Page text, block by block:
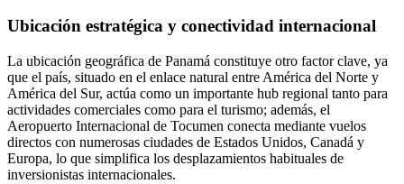
Ubicación estratégica y conectividad internacional
La ubicación geográfica de Panamá constituye otro factor clave, ya
que el país, situado en el enlace natural entre América del Norte y
América del Sur, actúa como un importante hub regional tanto para
actividades comerciales como para el turismo; además, el
Aeropuerto Internacional de Tocumen conecta mediante vuelos
directos con numerosas ciudades de Estados Unidos, Canadá y
Europa, lo que simplifica los desplazamientos habituales de
inversionistas internacionales.